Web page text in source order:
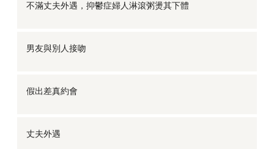
不滿丈夫外遇，抑鬱症婦人淋滾粥燙其下體
男友與別人接吻
假出差真約會
丈夫外遇